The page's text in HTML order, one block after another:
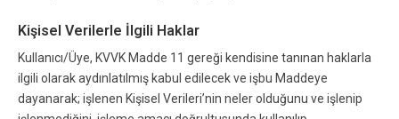
Kişisel Verilerle İlgili Haklar
Kullanıcı/Üye, KVVK Madde 11 gereği kendisine tanınan haklarla
ilgili olarak aydınlatılmış kabul edilecek ve işbu Maddeye
dayanarak; işlenen Kişisel Verileri’nin neler olduğunu ve işlenip